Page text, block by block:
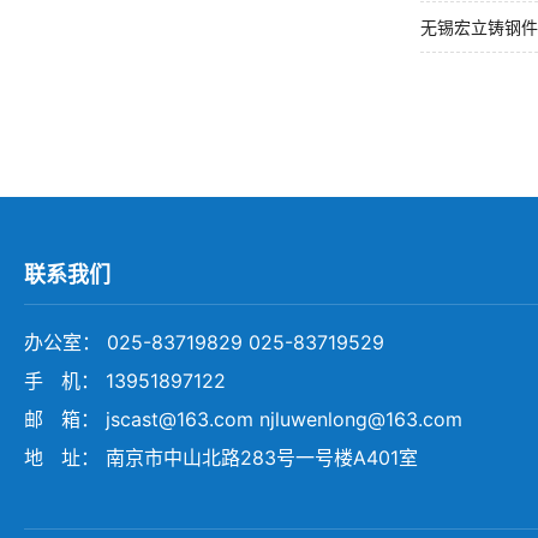
无锡宏立铸钢
联系我们
办公室： 025-83719829 025-83719529
手 机： 13951897122
邮 箱： jscast@163.com njluwenlong@163.com
地 址： 南京市中山北路283号一号楼A401室